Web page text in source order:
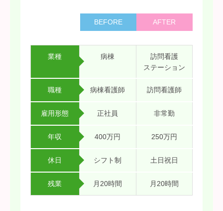
BEFORE AFTER
業種 病棟
訪問看護
ステーション
職種 病棟看護師 訪問看護師
雇用形態 正社員 非常勤
年収 400万円 250万円
休日 シフト制 土日祝日
残業 月20時間 月20時間